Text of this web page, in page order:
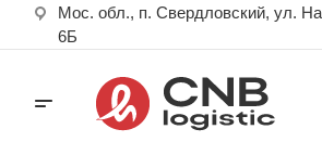
Мос. обл., п. Свердловский, ул.
6Б